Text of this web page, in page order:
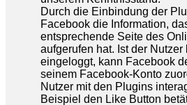
Durch die Einbindung der
Facebook die Information,
entsprechende Seite des
aufgerufen hat. Ist der
eingeloggt, kann Facebook
seinem Facebook-Konto
Nutzer mit den Plugins
Beispiel den Like Button